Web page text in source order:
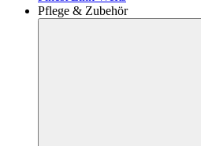
Pflege & Zubehör